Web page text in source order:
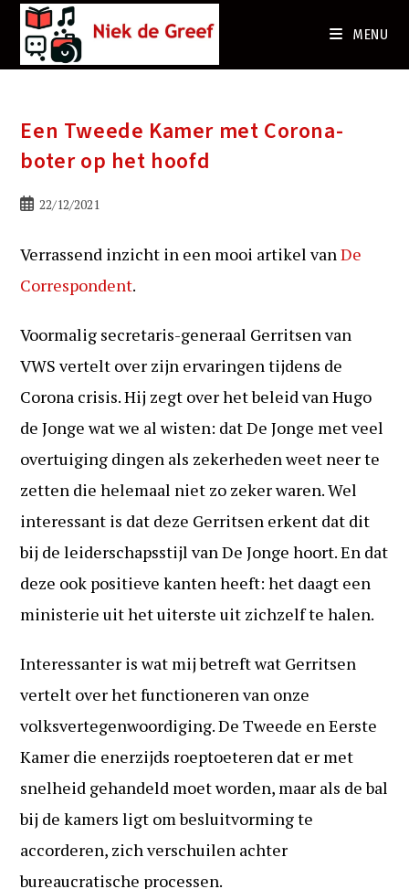
MENU
Een Tweede Kamer met Corona-
boter op het hoofd
Bericht22/12/2021
Verrassend inzicht in een mooi artikel vanDe
Correspondent.
Voormalig secretaris-generaal Gerritsen van
VWS vertelt over zijn ervaringen tijdens de
Corona crisis. Hij zegt over het beleid van Hugo
de Jonge wat we al wisten: dat De Jonge met veel
overtuiging dingen als zekerheden weet neer te
zetten die helemaal niet zo zeker waren. Wel
interessant is dat deze Gerritsen erkent dat dit
bij de leiderschapsstijl van De Jonge hoort. En dat
deze ook positieve kanten heeft: het daagt een
ministerie uit het uiterste uit zichzelf te halen.
Interessanter is wat mij betreft wat Gerritsen
vertelt over het functioneren van onze
volksvertegenwoordiging. De Tweede en Eerste
Kamer die enerzijds roeptoeteren dat er met
snelheid gehandeld moet worden, maar als de bal
bij de kamers ligt om besluitvorming te
accorderen, zich verschuilen achter
bureaucratische processen.